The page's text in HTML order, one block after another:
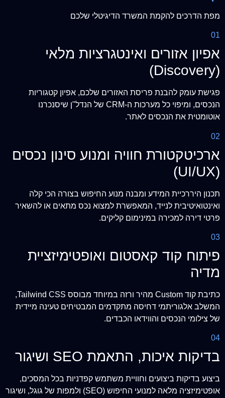
מפת הדרכים להקמת המשרד הדיגיטלי שלכם
01
אפיון אזורים ואינטגרציות מלאי
(Discovery)
פגישת עומק להבנת פריסת האזורים שלכם, אפיון קטגוריות
הנכסים, ומיפוי כל מערכות ה-CRM של הנדל"ן שיסנכרנו
אוטומטית את הנכסים לאתר.
02
ארכיטקטורת חוויה ומנוע סינון נכסים
(UI/UX)
תכנון היררכיית המידע ומבנה מנוע החיפוש בצורה הכי קלה
ואינטואיטיבית לנייד, המאפשרת למצוא נכס מתאים או להשאיר
פרטי דירה למכירה במינימום קליקים.
03
פיתוח קוד קאסטום ואופטימיזציית
מדיה
כתיבת קוד Custom מהיר ורזה במיוחד מבוסס Tailwind CSS,
המשלב אלגוריתמי דחיסה מתקדמים המבטיחים טעינה מיידית
של צילומי הנכסים והווידאו הכבדים.
04
בדיקות איכות, התאמת SEO ושיגור
ביצוע בדיקות ביצועים וחוויית משתמש קפדניות בכל המסכים,
אופטימיזציה מלאה למנועי החיפוש (SEO) ולמפות של גוגל, ושיגור